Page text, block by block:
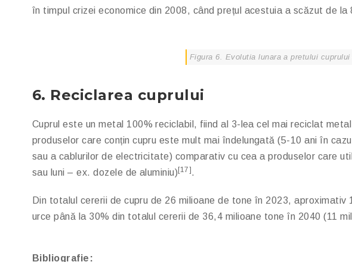
în timpul crizei economice din 2008, când prețul acestuia a scăzut de
Figura 6. Evolutia lunara a pretului
6. Reciclarea cuprului
Cuprul este un metal 100% reciclabil, fiind al 3-lea cel mai reciclat
produselor care conțin cupru este mult mai îndelungată (5-10 ani în
sau a cablurilor de electricitate) comparativ cu cea a produselor care
sau luni – ex. dozele de aluminiu) [17] .
Din totalul cererii de cupru de 26 milioane de tone în 2023,
urce până la 30% din totalul cererii de 36,4 milioane tone în 2040 (11
Bibliografie: